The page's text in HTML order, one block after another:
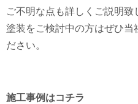
ご不明な点も詳しくご説明
塗装をご検討中の方はぜひ当
ださい。
施工事例はコチラ